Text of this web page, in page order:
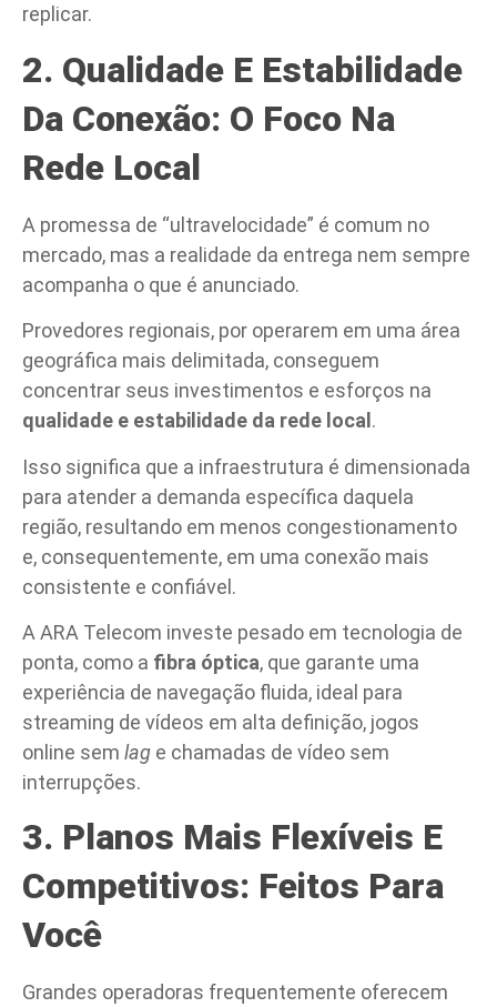
replicar.
2. Qualidade E Estabilidade
Da Conexão: O Foco Na
Rede Local
A promessa de “ultravelocidade” é comum no
mercado, mas a realidade da entrega nem sempre
acompanha o que é anunciado.
Provedores regionais, por operarem em uma área
geográfica mais delimitada, conseguem
concentrar seus investimentos e esforços na
qualidade e estabilidade da rede local .
Isso significa que a infraestrutura é dimensionada
para atender a demanda específica daquela
região, resultando em menos congestionamento
e, consequentemente, em uma conexão mais
consistente e confiável.
A ARA Telecom investe pesado em tecnologia de
ponta, como a fibra óptica, que garante uma
experiência de navegação fluida, ideal para
streaming de vídeos em alta definição, jogos
online sem lag e chamadas de vídeo sem
interrupções.
3. Planos Mais Flexíveis E
Competitivos: Feitos Para
Você
Grandes operadoras frequentemente oferecem